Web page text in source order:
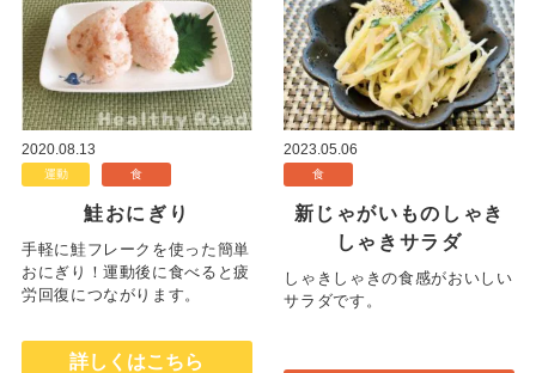
2020.08.13
運動 食
鮭おにぎり
手軽に鮭フレークを使った簡単
おにぎり！運動後に食べると疲
労回復につながります。
詳しくはこちら
2023.05.06
食
新じゃがいものしゃき
しゃきサラダ
しゃきしゃきの食感がおいしい
サラダです。